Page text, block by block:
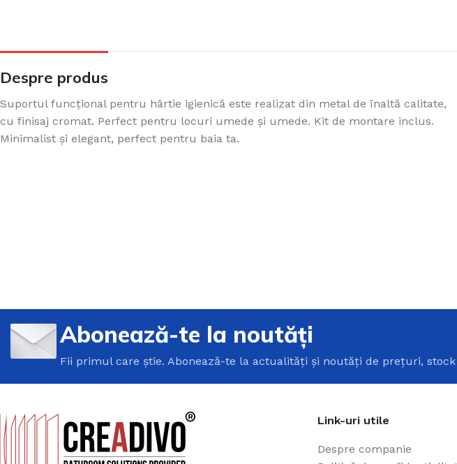
PARAVAN PENTRU CADA
Despre produs
Suportul funcțional pentru hârtie igienică este realizat din metal de înaltă calitate,
cu finisaj cromat. Perfect pentru locuri umede și umede. Kit de montare inclus.
Minimalist și elegant, perfect pentru baia ta.
Abonează-te la noutăți
Fii primul care știe. Abonează-te la actualități și noutăți de prețuri,
Link-uri utile
Despre companie